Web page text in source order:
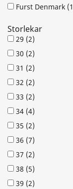
Furst Denmark
Storlekar
29 (2)
30 (2)
31 (2)
32 (2)
33 (2)
34 (4)
35 (2)
36 (7)
37 (2)
38 (5)
39 (2)